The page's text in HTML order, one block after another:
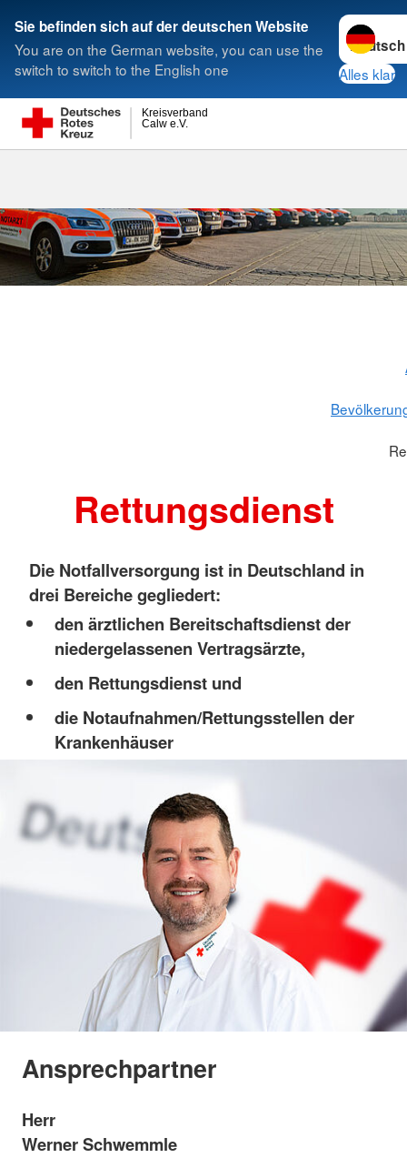
Sie befinden sich auf der deutschen Website
You are on the German website, you can use the
switch to switch to the English one
Sprache
Alles klar
Calw e.V.
Kreisverband
Suche
Rettungsdienst
Die Notfallversorgung ist in Deutschland in
drei Bereiche gegliedert:
den ärztlichen Bereitschaftsdienst der
niedergelassenen Vertragsärzte,
den Rettungsdienst und
die Notaufnahmen/Rettungsstellen der
Krankenhäuser
Ansprechpartner
Herr
Werner Schwemmle